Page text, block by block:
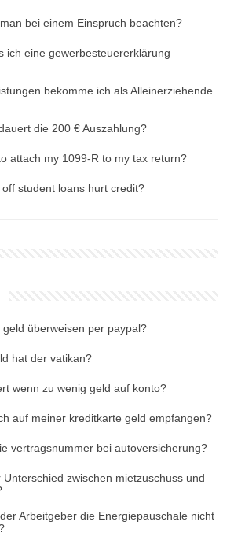
bei einem Einspruch beachten?
ich eine gewerbesteuererklärung
bekomme ich als Alleinerziehende
die 200 € Auszahlung?
attach my 1099-R to my tax return?
student loans hurt credit?
geld überweisen per paypal?
hat der vatikan?
wenn zu wenig geld auf konto?
auf meiner kreditkarte geld empfangen?
vertragsnummer bei autoversicherung?
Unterschied zwischen mietzuschuss und
Arbeitgeber die Energiepauschale nicht